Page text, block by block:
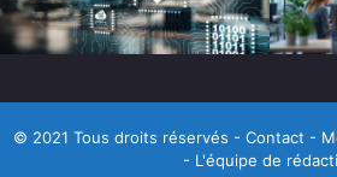
© 2021 Tous droits réservés - Contact -
- L'équipe de